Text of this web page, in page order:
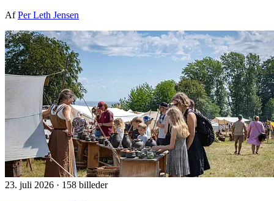
AfPer Leth Jensen
23. juli 2026 · 158 billeder